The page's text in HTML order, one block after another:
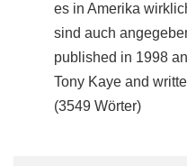
es in Amerika
sind auch
published in 1998
Tony Kaye and
(3549 Wörter)